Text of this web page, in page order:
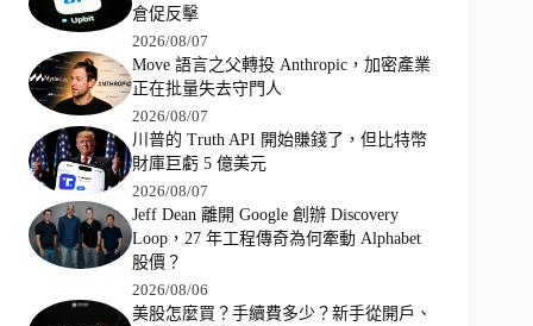
倉促反擊
2026/08/07
Move 語言之父轉投 Anthropic，加密產業
正在批量失去守門人
2026/08/07
川普的 Truth API 開始賺錢了，但比特幣
財庫巨虧 5 億美元
2026/08/07
Jeff Dean 離開 Google 創辦 Discovery
Loop，27 年工程傳奇為何牽動 Alphabet
股價？
2026/08/06
美股怎麼買？手續費多少？新手從開戶、